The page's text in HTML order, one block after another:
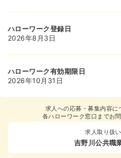
ハローワーク登録日
2026年8月3日
ハローワーク有効期限日
2026年10月31日
求人への応募・募集内容に
各ハローワーク窓口までお
求人取り扱
吉野川公共職